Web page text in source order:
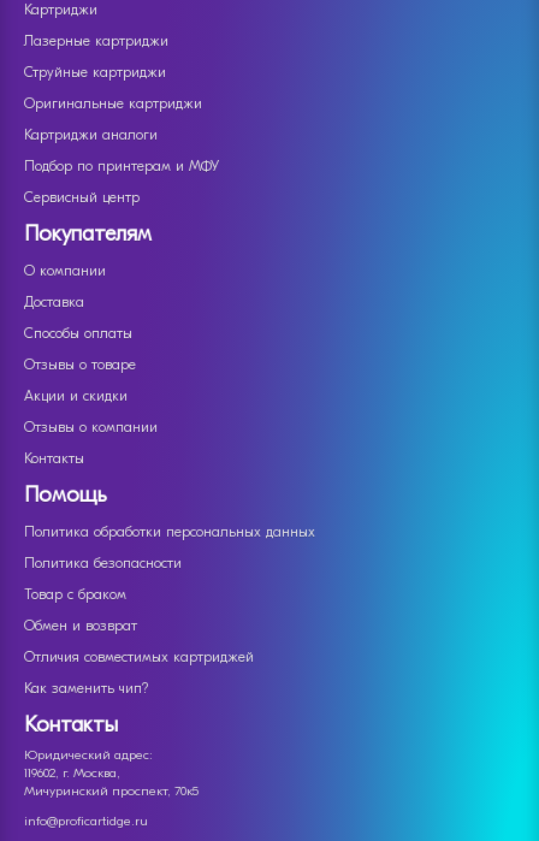
Картриджи
Лазерные картриджи
Струйные картриджи
Оригинальные картриджи
Картриджи аналоги
Подбор по принтерам и МФУ
Сервисный центр
Покупателям
О компании
Доставка
Способы оплаты
Отзывы о товаре
Акции и скидки
Отзывы о компании
Контакты
Помощь
Политика обработки персональных данных
Политика безопасности
Товар с браком
Обмен и возврат
Отличия совместимых картриджей
Как заменить чип?
Контакты
Юридический адрес:
119602, г. Москва,
Мичуринский проспект, 70к5
info@proficartidge.ru